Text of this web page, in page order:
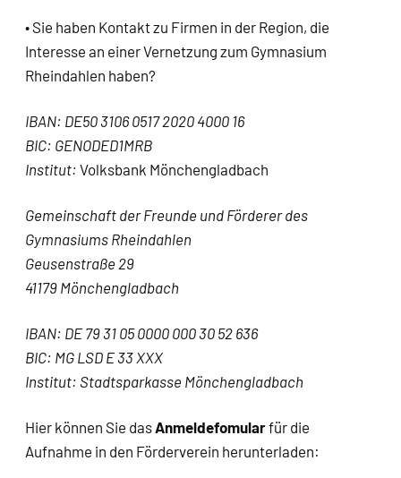
• Sie haben Kontakt zu Firmen in der Region, die
Interesse an einer Vernetzung zum Gymnasium
Rheindahlen haben?
IBAN: DE50 3106 0517 2020 4000 16
BIC: GENODED1MRB
Institut: Volksbank Mönchengladbach
Gemeinschaft der Freunde und Fördererdes
Gymnasiums Rheindahlen
Geusenstraße 29
41179 Mönchengladbach
IBAN: DE 79 31 05 0000 000 30 52 636
BIC: MG LSD E 33 XXX
Institut: Stadtsparkasse Mönchengladbach
Hier können Sie das Anmeldefomularfür die
Aufnahme in den Förderverein herunterladen: